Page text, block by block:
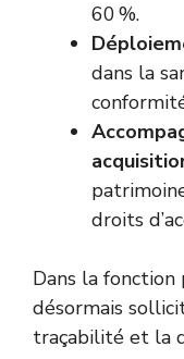
60 %.
dans la
droits
Dans la
désormais
traçabilité et la